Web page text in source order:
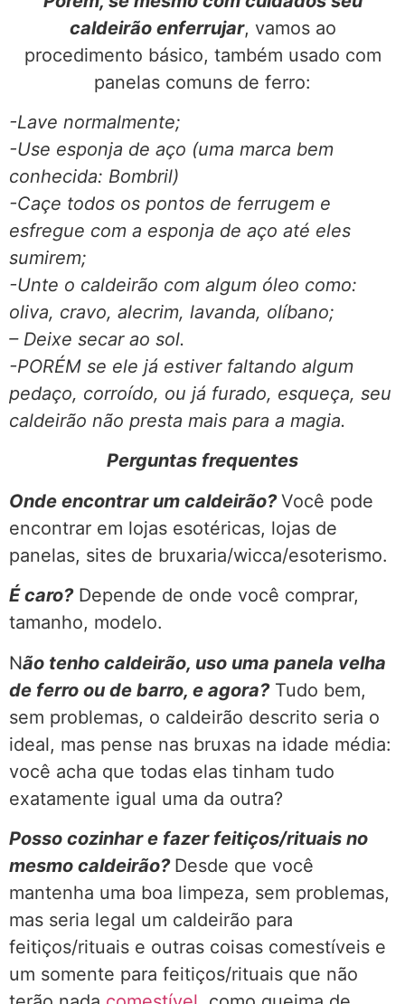
caldeirão enferrujar, vamos ao
procedimento básico, também usado com
panelas comuns de ferro:
-Lave normalmente;
-Use esponja de aço (uma marca bem
conhecida: Bombril)
-Caçe todos os pontos de ferrugem e
esfregue com a esponja de aço até eles
sumirem;
-Unte o caldeirão com algum óleo como:
oliva, cravo, alecrim, lavanda, olíbano;
– Deixe secar ao sol.
-PORÉM se ele já estiver faltando algum
pedaço, corroído, ou já furado, esqueça, seu
caldeirão não presta mais para a magia.
Perguntas frequentes
Onde encontrar um caldeirão?Você pode
encontrar em lojas esotéricas, lojas de
panelas, sites de bruxaria/wicca/esoterismo.
É caro?Depende de onde você comprar,
tamanho, modelo.
Não tenho caldeirão, uso uma panela velha
de ferro ou de barro, e agora?Tudo bem,
sem problemas, o caldeirão descrito seria o
ideal, mas pense nas bruxas na idade média:
você acha que todas elas tinham tudo
exatamente igual uma da outra?
Posso cozinhar e fazer feitiços/rituais no
mesmo caldeirão? Desde que você
mantenha uma boa limpeza, sem problemas,
mas seria legal um caldeirão para
feitiços/rituais e outras coisas comestíveis e
um somente para feitiços/rituais que não